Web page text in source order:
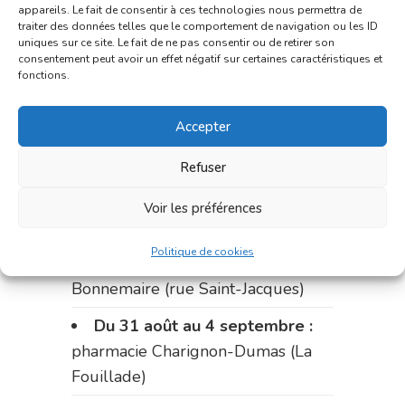
appareils. Le fait de consentir à ces technologies nous permettra de
traiter des données telles que le comportement de navigation ou les ID
uniques sur ce site. Le fait de ne pas consentir ou de retirer son
consentement peut avoir un effet négatif sur certaines caractéristiques et
fonctions.
Accepter
Refuser
Voir les préférences
Politique de cookies
du marché (2 allées Aristide
Briand)
Charignon-Dumas (La Fouillade)
du 17 au 21 août :
Palobart (Laguépie)
du 21 au 28 août :pharmacie
du 28 au 31 août :pharmacie
Bonnemaire (rue Saint-Jacques)
Du 31 août au 4 septembre :
pharmacie Charignon-Dumas (La
Fouillade)